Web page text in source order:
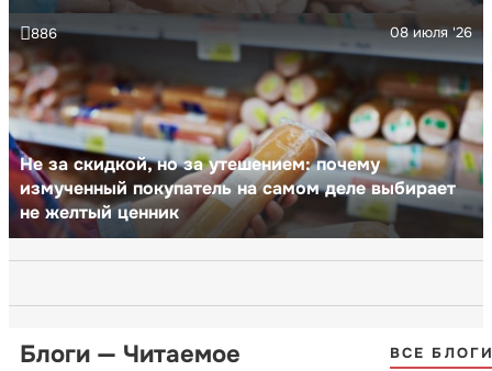
Не за скидкой, но за утешением: почему
измученный покупатель на самом деле выбирает
не желтый ценник
08 июля '26
886
Блоги — Читаемое ВСЕ